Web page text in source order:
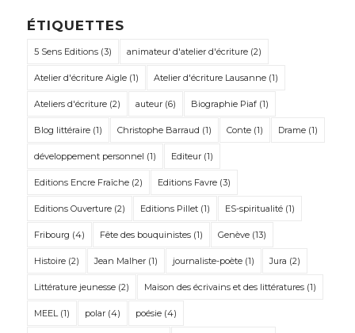
ÉTIQUETTES
5 Sens Editions(3) animateur d'atelier d'écriture(2)
Atelier d'écriture Aigle(1) Atelier d'écriture Lausanne(1)
Ateliers d'écriture(2) auteur(6) Biographie Piaf(1)
Blog littéraire(1) Christophe Barraud (1) Conte(1) Drame(1)
développement personnel (1) Editeur(1)
Editions Encre Fraîche(2) Editions Favre(3)
Editions Ouverture(2) Editions Pillet(1) ES-spiritualité(1)
Fribourg (4) Fête des bouquinistes(1) Genève(13)
Histoire(2) Jean Malher(1) journaliste-poète(1) Jura (2)
Littérature jeunesse(2) Maison des écrivains et des littératures(1)
MEEL(1) polar(4) poésie(4)